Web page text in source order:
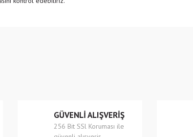
GÜVENLİ ALIŞVERİŞ
256 Bit SSl Koruması ile